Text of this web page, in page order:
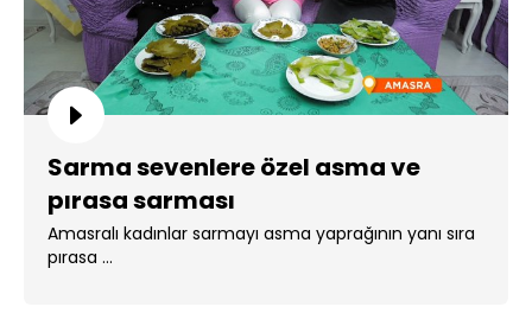
Sarma sevenlere özel asma ve
pırasa sarması
Amasralı kadınlar sarmayı asma yaprağının yanı sıra
pırasa ...